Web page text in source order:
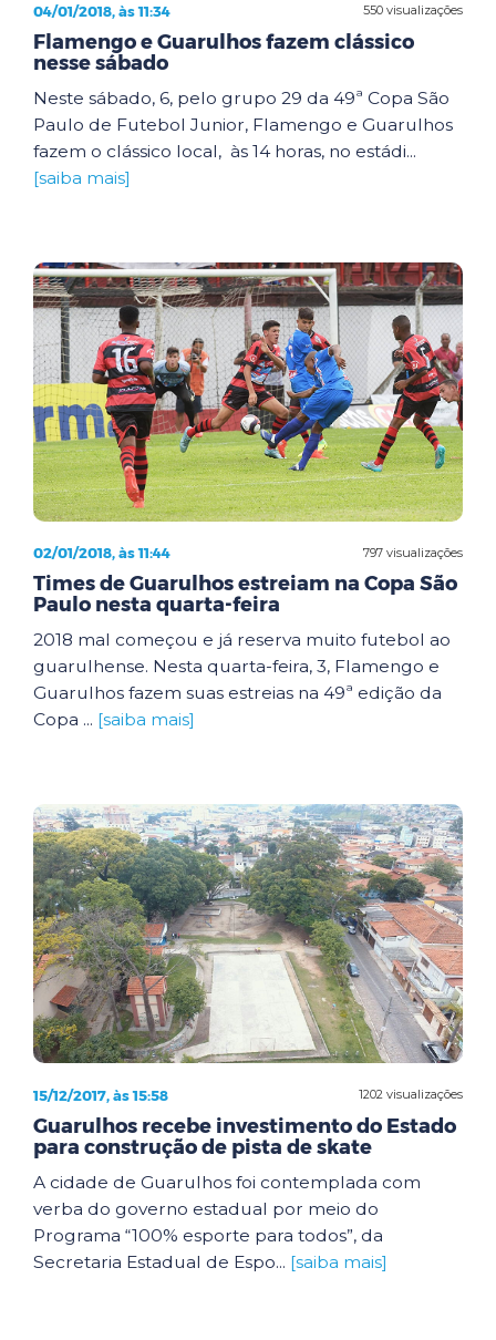
550 visualizações
04/01/2018, às 11:34
Flamengo e Guarulhos fazem clássico
nesse sábado
Neste sábado, 6, pelo grupo 29 da 49ª Copa São
Paulo de Futebol Junior, Flamengo e Guarulhos
fazem o clássico local, às 14 horas, no estádi...
[saiba mais]
797 visualizações
02/01/2018, às 11:44
Times de Guarulhos estreiam na Copa São
Paulo nesta quarta-feira
2018 mal começou e já reserva muito futebol ao
guarulhense. Nesta quarta-feira, 3, Flamengo e
Guarulhos fazem suas estreias na 49ª edição da
Copa ... [saiba mais]
1202 visualizações
15/12/2017, às 15:58
Guarulhos recebe investimento do Estado
para construção de pista de skate
A cidade de Guarulhos foi contemplada com
verba do governo estadual por meio do
Programa “100% esporte para todos”, da
Secretaria Estadual de Espo... [saiba mais]